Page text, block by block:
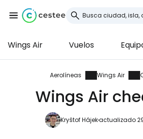
Wings Air Vuelos
Aerolíneas Wings Air
Wings Air
Kryštof Hájekactualizado
Iniciar sesión
Cestee
... la comunidad mundial de